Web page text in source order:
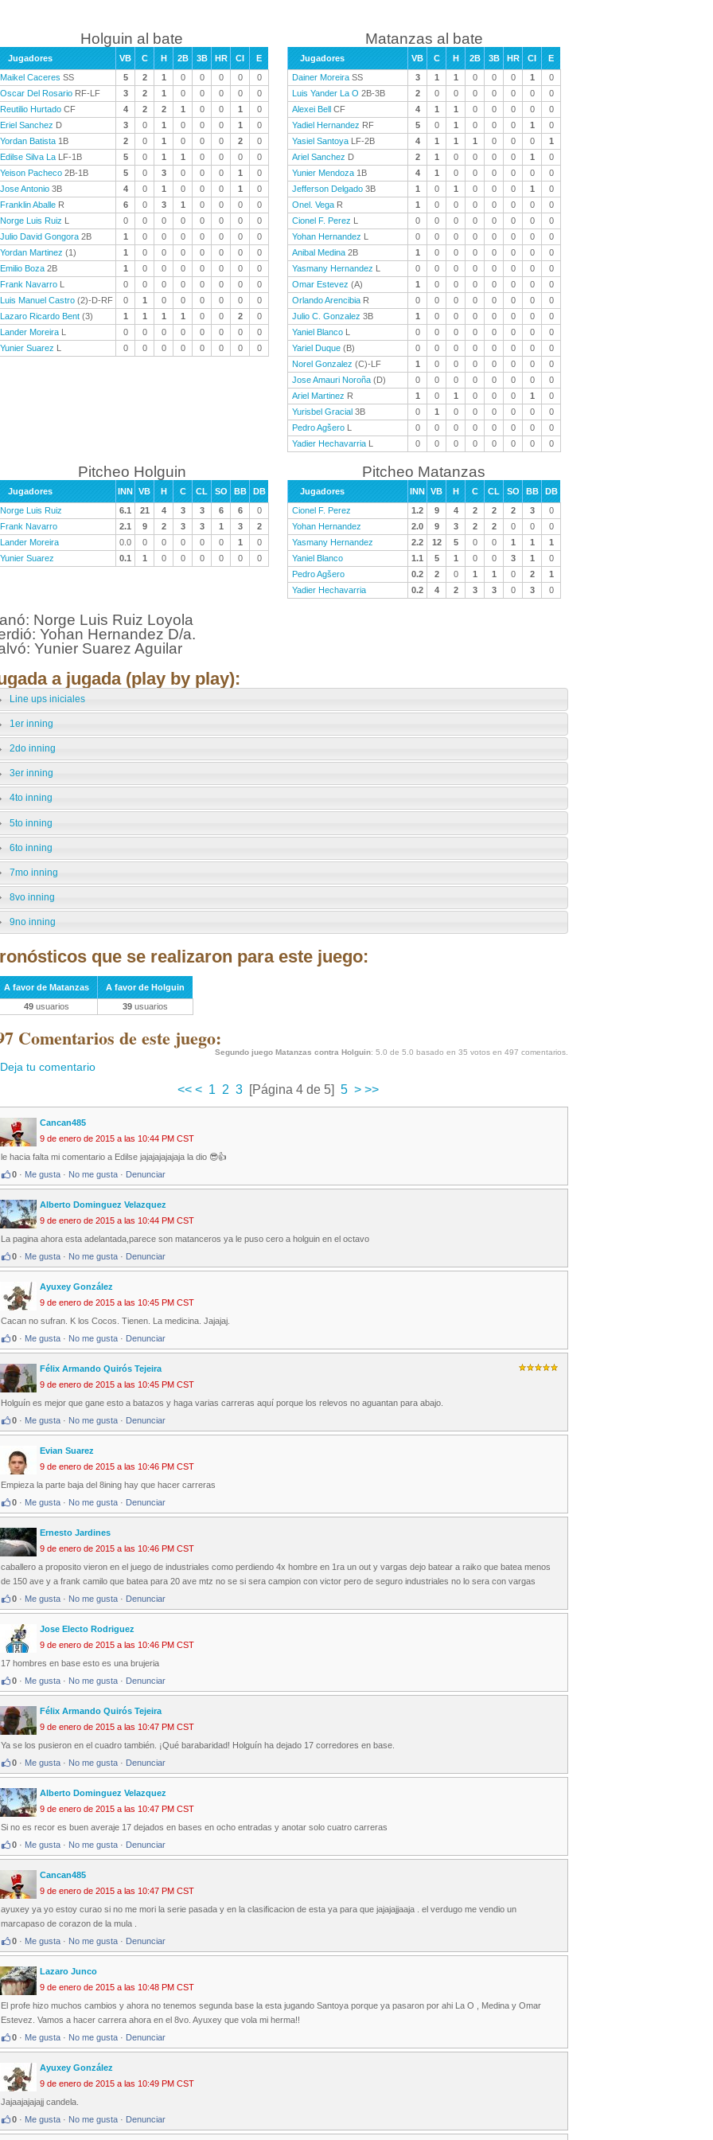
Holguin al bate
Jugadores VB C H 2B 3B HR CI
E
Maikel Caceres SS 5 2 1 0 0 0 0
0
Oscar Del Rosario RF-LF 3 2 1 0 0 0 0
0
Reutilio Hurtado CF 4 2 2 1 0 0 1
0
Eriel Sanchez D 3 0 1 0 0 0 1
0
Yordan Batista 1B 2 0 1 0 0 0 2
0
Edilse Silva La LF-1B 5 0 1 1 0 0 0
0
Yeison Pacheco 2B-1B 5 0 3 0 0 0 1
0
Jose Antonio 3B 4 0 1 0 0 0 1
0
Franklin Aballe R 6 0 3 1 0 0 0
0
Norge Luis Ruiz L 0 0 0 0 0 0 0
0
Julio David Gongora 2B 1 0 0 0 0 0 0
0
Yordan Martinez (1) 1 0 0 0 0 0 0
0
Emilio Boza 2B 1 0 0 0 0 0 0
0
Frank Navarro L 0 0 0 0 0 0 0
0
Luis Manuel Castro (2)-D-RF 0 1 0 0 0 0 0
0
Lazaro Ricardo Bent (3) 1 1 1 1 0 0 2
0
Lander Moreira L 0 0 0 0 0 0 0
0
Yunier Suarez L 0 0 0 0 0 0 0 0
Matanzas al bate
Jugadores VB C H 2B 3B HR CI
E
Dainer Moreira SS 3 1 1 0 0 0 1
0
Luis Yander La O 2B-3B 2 0 0 0 0 0 0
0
Alexei Bell CF 4 1 1 0 0 0 0
0
Yadiel Hernandez RF 5 0 1 0 0 0 1
0
Yasiel Santoya LF-2B 4 1 1 1 0 0 0
1
Ariel Sanchez D 2 1 0 0 0 0 1
0
Yunier Mendoza 1B 4 1 0 0 0 0 0
0
Jefferson Delgado 3B 1 0 1 0 0 0 1
0
Onel. Vega R 1 0 0 0 0 0 0
0
Cionel F. Perez L 0 0 0 0 0 0 0
0
Yohan Hernandez L 0 0 0 0 0 0 0
0
Anibal Medina 2B 1 0 0 0 0 0 0
0
Yasmany Hernandez L 0 0 0 0 0 0 0
0
Omar Estevez (A) 1 0 0 0 0 0 0
0
Orlando Arencibia R 0 0 0 0 0 0 0
0
Julio C. Gonzalez 3B 1 0 0 0 0 0 0
0
Yaniel Blanco L 0 0 0 0 0 0 0
0
Yariel Duque (B) 0 0 0 0 0 0 0
0
Norel Gonzalez (C)-LF 1 0 0 0 0 0 0
0
Jose Amauri Noroña (D) 0 0 0 0 0 0 0
0
Ariel Martinez R 1 0 1 0 0 0 1
0
Yurisbel Gracial 3B 0 1 0 0 0 0 0
0
Pedro Agšero L 0 0 0 0 0 0 0
0
Yadier Hechavarria L 0 0 0 0 0 0 0 0
Pitcheo Holguin
Jugadores INN VB H C CL SO BB
DB
Norge Luis Ruiz
6.1 21 4 3 3 6 6
0
Frank Navarro
2.1 9 2 3 3 1 3
2
Lander Moreira
0.0 0 0 0 0 0 1
0
Yunier Suarez
0.1 1 0 0 0 0 0 0
Pitcheo Matanzas
Jugadores INN VB H C CL SO BB
DB
Cionel F. Perez
1.2 9 4 2 2 2 3
0
Yohan Hernandez
2.0 9 3 2 2 0 0
0
Yasmany Hernandez
2.2 12 5 0 0 1 1
1
Yaniel Blanco
1.1 5 1 0 0 3 1
0
Pedro Agšero
0.2 2 0 1 1 0 2
1
Yadier Hechavarria
0.2 4 2 3 3 0 3 0
Norge Luis Ruiz Loyola
Yohan Hernandez D/a.
Yunier Suarez Aguilar
a jugada (play by play):
Line ups iniciales
1er inning
2do inning
3er inning
4to inning
5to inning
6to inning
7mo inning
8vo inning
9no inning
que se realizaron para este juego:
A favor de Matanzas
A favor de Holguin
49 usuarios 39 usuarios
Comentarios de este juego:
Segundo juego Matanzas contra Holguin: 5.0 de 5.0 basado en 35 votos en 497 comentarios.
Deja tu comentario
<< < 1 2 3 [Página 4 de 5] 5 >>>
Cancan485
9 de enero de 2015 a las 10:44 PM CST
le hacia falta mi comentario a Edilse jajajajajajaja la dio 😎👍
0 · Me gusta · No me gusta · Denunciar
Alberto Dominguez Velazquez
9 de enero de 2015 a las 10:44 PM CST
La pagina ahora esta adelantada,parece son matanceros ya le puso cero a holguin en el octavo
0 · Me gusta · No me gusta · Denunciar
Ayuxey González
9 de enero de 2015 a las 10:45 PM CST
Cacan no sufran. K los Cocos. Tienen. La medicina. Jajajaj.
0 · Me gusta · No me gusta · Denunciar
Félix Armando Quirós Tejeira
9 de enero de 2015 a las 10:45 PM CST
Holguín es mejor que gane esto a batazos y haga varias carreras aquí porque los relevos no aguantan para abajo.
0 · Me gusta · No me gusta · Denunciar
Evian Suarez
9 de enero de 2015 a las 10:46 PM CST
Empieza la parte baja del 8ining hay que hacer carreras
0 · Me gusta · No me gusta · Denunciar
Ernesto Jardines
9 de enero de 2015 a las 10:46 PM CST
caballero a proposito vieron en el juego de industriales como perdiendo 4x hombre en 1ra un out y vargas dejo batear a raiko que batea menos
de 150 ave y a frank camilo que batea para 20 ave mtz no se si sera campion con victor pero de seguro industriales no lo sera con vargas
0 · Me gusta · No me gusta · Denunciar
Jose Electo Rodriguez
9 de enero de 2015 a las 10:46 PM CST
17 hombres en base esto es una brujeria
0 · Me gusta · No me gusta · Denunciar
Félix Armando Quirós Tejeira
9 de enero de 2015 a las 10:47 PM CST
Ya se los pusieron en el cuadro también. ¡Qué barabaridad! Holguín ha dejado 17 corredores en base.
0 · Me gusta · No me gusta · Denunciar
Alberto Dominguez Velazquez
9 de enero de 2015 a las 10:47 PM CST
Si no es recor es buen averaje 17 dejados en bases en ocho entradas y anotar solo cuatro carreras
0 · Me gusta · No me gusta · Denunciar
Cancan485
9 de enero de 2015 a las 10:47 PM CST
ayuxey ya yo estoy curao si no me mori la serie pasada y en la clasificacion de esta ya para que jajajajjaaja . el verdugo me vendio un
marcapaso de corazon de la mula .
0 · Me gusta · No me gusta · Denunciar
Lazaro Junco
9 de enero de 2015 a las 10:48 PM CST
El profe hizo muchos cambios y ahora no tenemos segunda base la esta jugando Santoya porque ya pasaron por ahi La O , Medina y Omar
Estevez. Vamos a hacer carrera ahora en el 8vo. Ayuxey que vola mi herma!!
0 · Me gusta · No me gusta · Denunciar
Ayuxey González
9 de enero de 2015 a las 10:49 PM CST
Jajaajajajajj candela.
0 · Me gusta · No me gusta · Denunciar